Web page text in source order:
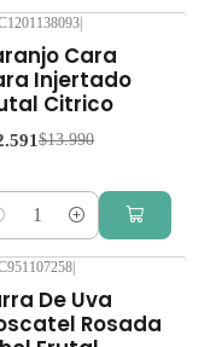
Cara
Injertado
Citrico
$13.990
|
De Uva
Rosada